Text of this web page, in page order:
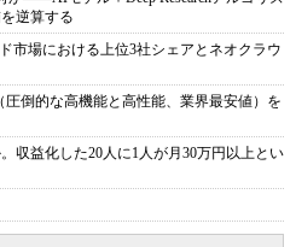
逆算する
市場における上位3社シェアとネオクラウ
圧倒的な高機能と高性能、業界最安値）を
収益化した20人に1人が月30万円以上とい